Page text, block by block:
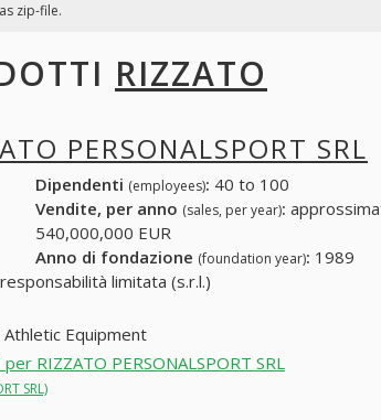
zip-file.
RIZZATO
PERSONALSPORT SRL
Dipendenti (employees): 40 to 100
Vendite, per anno (sales, per year):
540,000,000 EUR
Anno di fondazione (foundation year): 1989
limitata (s.r.l.)
Athletic Equipment
RIZZATO PERSONALSPORT SRL
SRL)